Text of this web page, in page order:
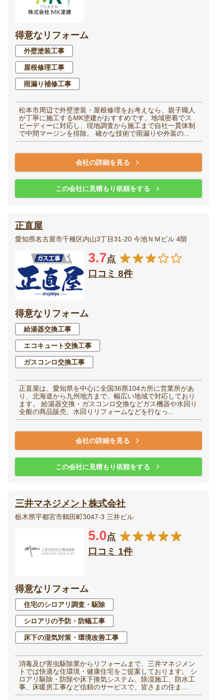
得意なリフォーム
外壁塗装工事
屋根修理工事
雨漏り補修工事
松本市周辺で外壁塗装・屋根修理をお考えなら、親子職人
が丁寧に施工するMK塗建がおすすめです。地域密着でス
ピーディーに対応し、現地調査から施工まで自社一貫体制
で中間マージンを排除。 確かな技術で雨漏りや外装の...
会社の詳細を見る
この会社に見積もり依頼をする
正直屋
愛知県名古屋市千種区内山3丁目31-20 今池ＮＭビル 4階
3.7点
口コミ 8件
得意なリフォーム
給湯器交換工事
エコキュート交換工事
ガスコンロ交換工事
正直屋は、愛知県を中心に全国36県104カ所に営業所があ
り、北海道から九州地方まで、幅広い地域で対応しており
ます。 給湯器交換・ガスコンロ交換などガス機器や水回り
全般の商品販売、水回りリフォームなどを行なっ...
会社の詳細を見る
この会社に見積もり依頼をする
三井マネジメント株式会社
栃木県宇都宮市鶴田町3047-3 三井ビル
5.0点
口コミ 1件
得意なリフォーム
住宅のシロアリ調査・駆除
シロアリの予防・防蟻工事
床下の湿気対策・環境改善工事
消毒及び害虫駆除業からリフォームまで、三井マネジメン
トでは快適な住環境・健康住宅をご提案しております。 シ
ロアリ駆除・防除や床下換気システム、除湿施工、防水工
事、床暖房工事など信頼のサービスで、皆さまの住ま...